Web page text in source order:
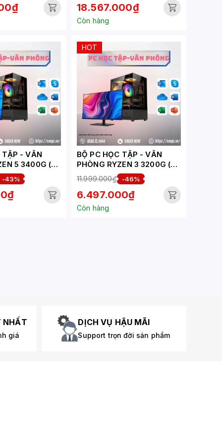
18.567.000₫
Còn hàng
- VĂN
5 3400G (
-43%
HOT
BỘ PC HỌC TẬP - VĂN
PHÒNG RYZEN 3 3200G (
XUEPC269-HV)
11.999.000₫ -46%
6.497.000₫
Còn hàng
NHẤT
giá
DỊCH VỤ HẬU MÃI
Support trọn đời sản phẩm